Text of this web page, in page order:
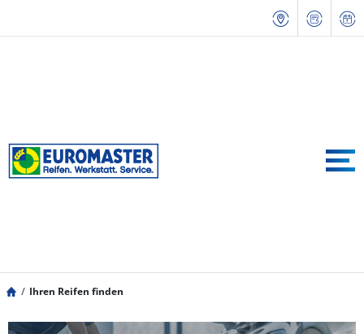
Ihren Reifen finden